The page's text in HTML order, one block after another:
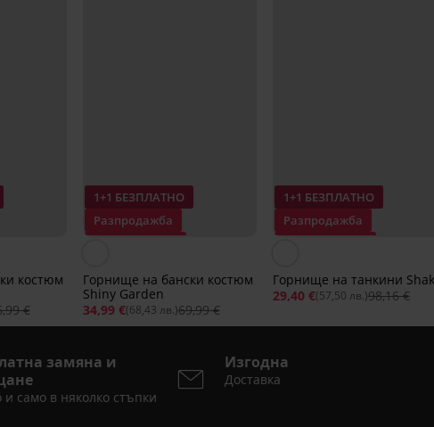
костюм
€
1+1 БЕЗПЛАТНО
Разпродажба
Горнище на бански костюм
Shiny Garden
34,99 €(68,43 лв.)69,99 €
1+1 БЕЗПЛАТНО
Разпродажба
Горнище на танкини
29,40 €(57,50 лв.)98,16 €
замяна и
и само в няколко стъпки
Изгодна
Доставка